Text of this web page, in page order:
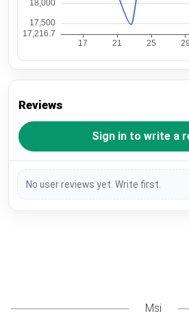
Reviews
Sign in to write a
No user reviews yet. Write first.
Msi